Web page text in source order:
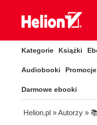
Kategorie Książki
Audiobooki Promocje
Darmowe ebooki
Helion.pl » Autorzy »